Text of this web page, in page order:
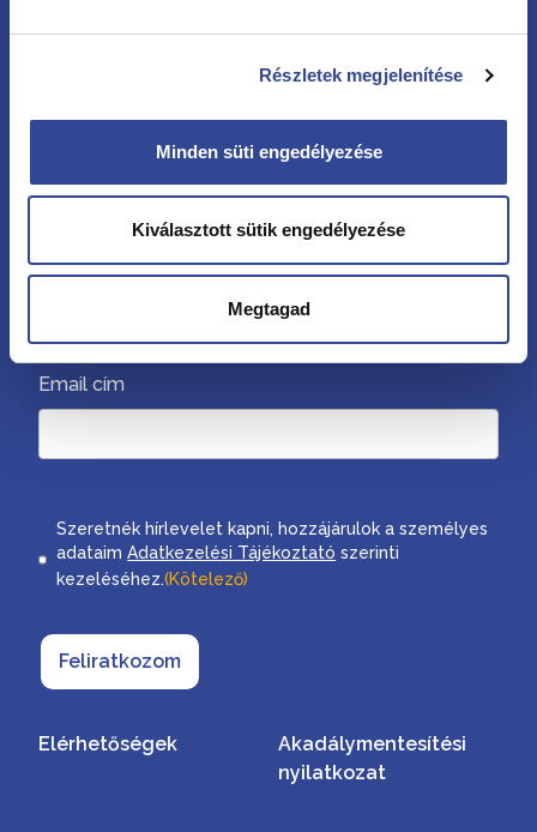
Részletek megjelenítése
Minden süti engedélyezése
Kiválasztott sütik engedélyezése
Megtagad
Email cím
Consent
Szeretnék hírlevelet kapni, hozzájárulok a személyes
adataimAdatkezelési Tájékoztató szerinti
kezeléséhez.(Kötelező)
Feliratkozom
Elérhetőségek
Akadálymentesítési
nyilatkozat